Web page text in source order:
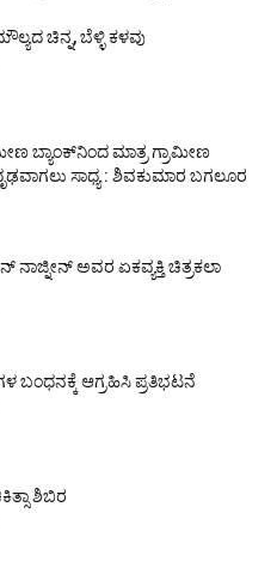
ಚಿನ್ನ, ಬೆಳ್ಳಿ ಕಳವು
ಬ್ಯಾಂಕ್‍ನಿಂದ ಮಾತ್ರ ಗ್ರಾಮೀಣ
ಸಾಧ್ಯ : ಶಿವಕುಮಾರ ಬಗಲೂರ
ನಾಜ್ನೀನ್ ಅವರ ಏಕವ್ಯಕ್ತಿ ಚಿತ್ರಕಲಾ
ಬಂಧನಕ್ಕೆ ಆಗ್ರಹಿಸಿ ಪ್ರತಿಭಟನೆ
ಶಿಬಿರ